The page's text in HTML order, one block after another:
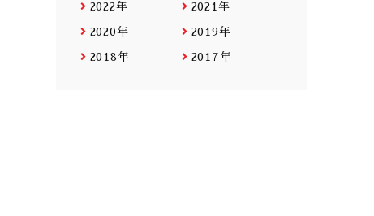
2022年 2021年
2020年 2019年
2018年 2017年